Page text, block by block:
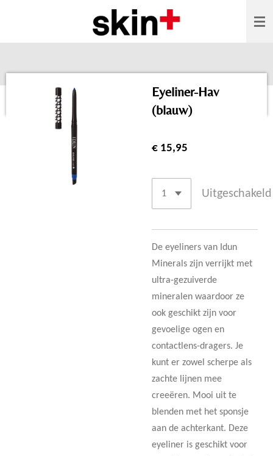
naar
Eyeliner-Hav
(blauw)
€ 15,95
Uitgeschakeld
De eyeliners van Idun
Minerals zijn verrijkt met
ultra-gezuiverde
mineralen waardoor ze
ook geschikt zijn voor
gevoelige ogen en
contactlens-dragers. Je
kunt er zowel scherpe als
zachte lijnen mee
creeëren. Mooi uit te
blenden met het sponsje
aan de achterkant. Deze
eyeliner is geschikt voor